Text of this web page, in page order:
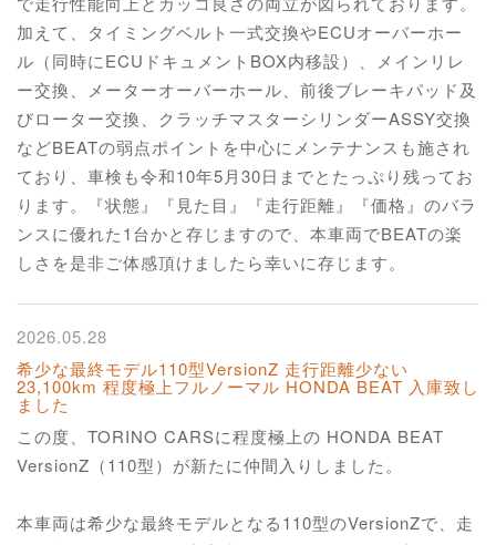
加えて、タイミングベルト一式交換やECUオーバーホー
ル（同時にECUドキュメントBOX内移設）、メインリレ
ー交換、メーターオーバーホール、前後ブレーキパッド及
びローター交換、クラッチマスターシリンダーASSY交換
などBEATの弱点ポイントを中心にメンテナンスも施され
ており、車検も令和10年5月30日までとたっぷり残ってお
ります。『状態』『見た目』『走行距離』『価格』のバラ
ンスに優れた1台かと存じますので、本車両でBEATの楽
しさを是非ご体感頂けましたら幸いに存じます。
2026.05.28
希少な最終モデル110型VersionZ 走行距離少ない
23,100km 程度極上フルノーマル HONDA BEAT 入庫致し
ました
この度、TORINO CARSに程度極上の HONDA BEAT
VersionZ（110型）が新たに仲間入りしました。
本車両は希少な最終モデルとなる110型のVersionZで、走